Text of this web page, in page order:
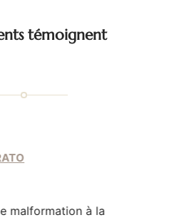
témoignent
malformation à la